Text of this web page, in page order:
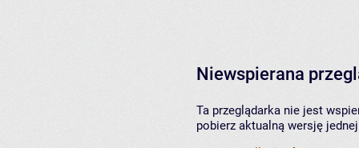
Niewspierana
Ta przeglądarka nie jest
pobierz aktualną wersję